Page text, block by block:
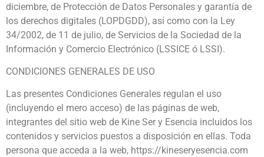
diciembre, de Protección de Datos Personales y garantía de
los derechos digitales (LOPDGDD), así como con la Ley
34/2002, de 11 de julio, de Servicios de la Sociedad de la
Información y Comercio Electrónico (LSSICE ó LSSI).
CONDICIONES GENERALES DE USO
Las presentes Condiciones Generales regulan el uso
(incluyendo el mero acceso) de las páginas de web,
integrantes del sitio web de Kine Ser y Esencia incluidos los
contenidos y servicios puestos a disposición en ellas. Toda
persona que acceda a la web, https://kineseryesencia.com